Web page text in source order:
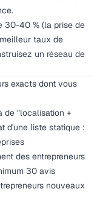
30-40 % (la prise de
taux de
un réseau de
exacts dont vous
de "localisation +
d'une liste statique :
des entrepreneurs
30 avis
nouveaux